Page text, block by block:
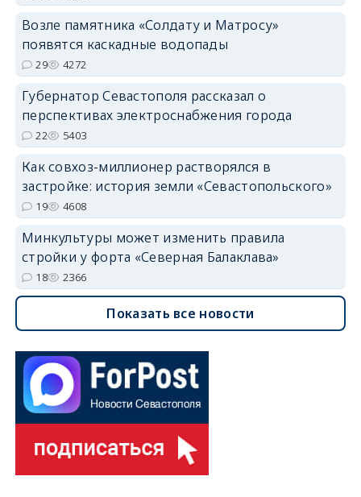
Возле памятника «Солдату и Матросу»
появятся каскадные водопады
29 4272
Губернатор Севастополя рассказал о
перспективах электроснабжения города
22 5403
Как совхоз-миллионер растворялся в
застройке: история земли «Севастопольского»
19 4608
Минкультуры может изменить правила
стройки у форта «Северная Балаклава»
18 2366
Показать все новости